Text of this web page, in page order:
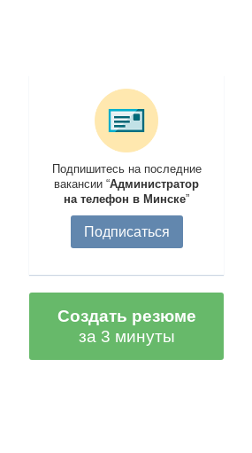
Подпишитесь на последние
вакансии “Администратор
на телефон в Минске”
Подписаться
Создать резюме
за 3 минуты